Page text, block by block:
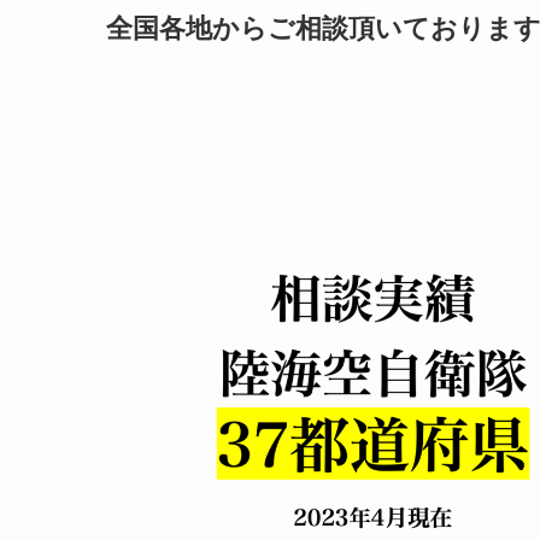
全国各地からご相談頂いております